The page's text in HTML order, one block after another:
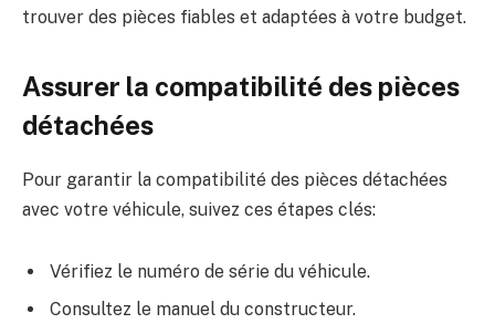
trouver des pièces fiables et adaptées à votre budget.
Assurer la compatibilité des pièces
détachées
Pour garantir la compatibilité des pièces détachées
avec votre véhicule, suivez ces étapes clés:
Vérifiez le numéro de série du véhicule.
Consultez le manuel du constructeur.